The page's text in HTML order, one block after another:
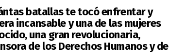
batallas te tocó enfrentar y
incansable y una de las mujeres
una gran revolucionaria,
de los Derechos Humanos y de